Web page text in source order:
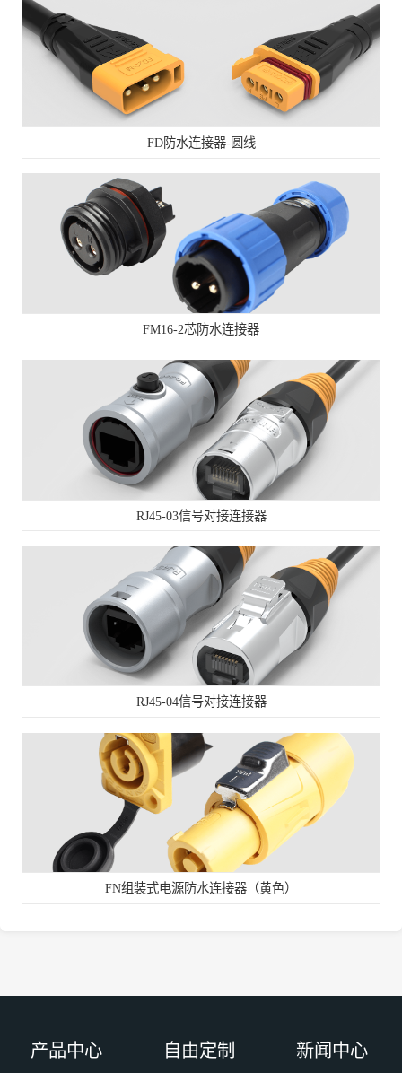
FD防水连接器-圆线
FM16-2芯防水连接器
RJ45-03信号对接连接器
RJ45-04信号对接连接器
FN组装式电源防水连接器（黄色）
产品中心 自由定制 新闻中心